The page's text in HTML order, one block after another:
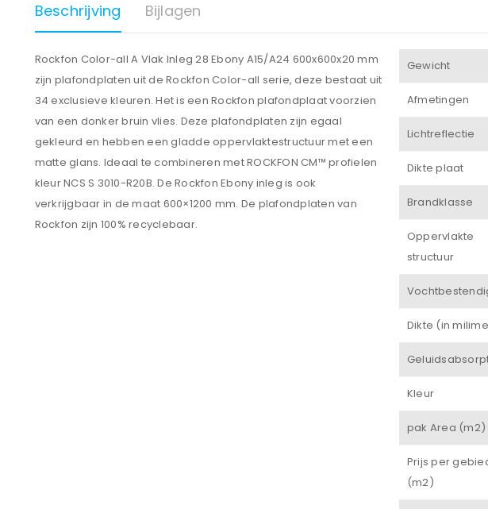
Gebruikersnaam of
Onthouden
JE WACHTWOORD
Beschrijving Bijlagen
Rockfon Color-all A Vlak Inleg 28 Ebony A15/A24 600x600x20 mm
zijn plafondplaten uit de Rockfon Color-all serie, deze bestaat uit
34 exclusieve kleuren. Het is een Rockfon plafondplaat voorzien
van een donker bruin vlies. Deze plafondplaten zijn egaal
gekleurd en hebben een gladde oppervlaktestructuur met een
matte glans. Ideaal te combineren met ROCKFON CM™ profielen
kleur NCS S 3010-R20B. De Rockfon Ebony inleg is ook
verkrijgbaar in de maat 600×1200 mm. De plafondplaten van
Rockfon zijn 100% recyclebaar.
Gewicht
Afmetingen
Lichtreflectie
Dikte plaat
Brandklasse
Oppervlakte
structuur
Dikte (in
Kleur
pak Area (m2)
Prijs per
(m2)